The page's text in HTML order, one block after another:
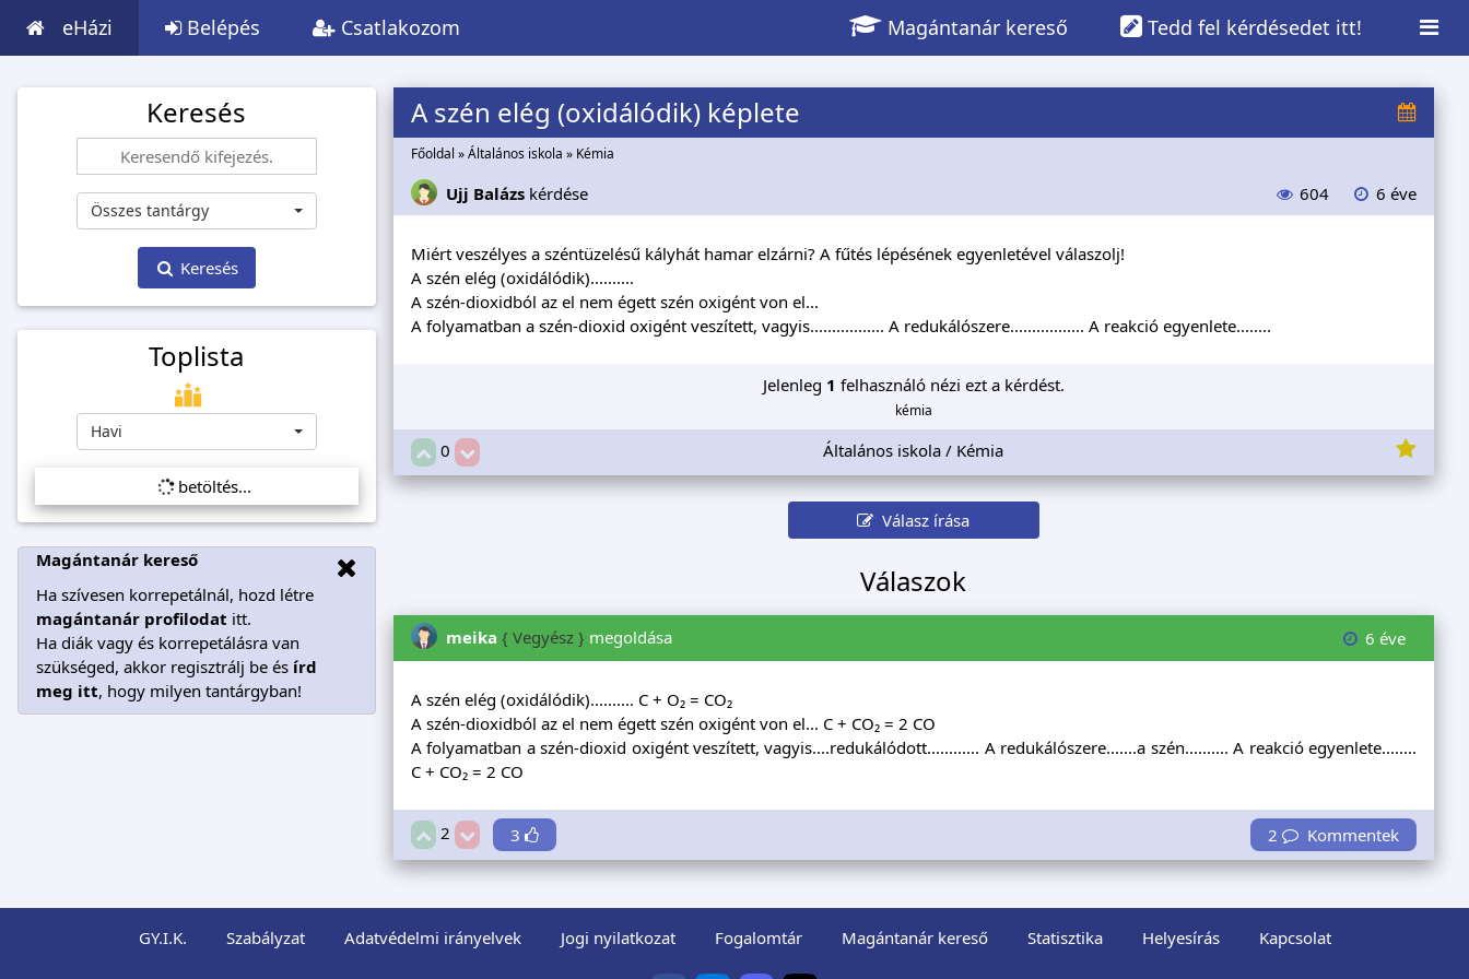
eHázi Belépés Csatlakozom Tedd fel kérdésedet itt!
Magántanár kereső
Keresés
Összes tantárgy
Keresés
Toplista
Havi
betöltés...
Magántanár kereső
Ha szívesen korrepetálnál, hozd létre
magántanár profilodat itt.
Ha diák vagy és korrepetálásra van
szükséged, akkor regisztrálj be és írd
meg itt, hogy milyen tantárgyban!
A szén elég (oxidálódik) képlete
Főoldal »Általános iskola » Kémia
Ujj Balázs kérdése 604 6 éve
Miért veszélyes a széntüzelésű kályhát hamar elzárni? A fűtés lépésének egyenletével válaszolj!
A szén elég (oxidálódik)..........
A szén-dioxidból az el nem égett szén oxigént von el...
A folyamatban a szén-dioxid oxigént veszített, vagyis................. A redukálószere................. A reakció egyenlete........
Jelenleg 1 felhasználó nézi ezt a kérdést.
kémia
0 Általános iskola / Kémia
Válasz írása
Válaszok
meika { Vegyész }megoldása 6 éve
A szén elég (oxidálódik).......... C + O₂ = CO₂
A szén-dioxidból az el nem égett szén oxigént von el... C + CO₂ = 2 CO
A folyamatban a szén-dioxid oxigént veszített, vagyis....redukálódott............ A redukálószere.......a szén.......... A reakció egyenlete........
C + CO₂ = 2 CO
2 3 2 Kommentek
GY.I.K. Szabályzat Adatvédelmi irányelvek Jogi nyilatkozat Fogalomtár Magántanár kereső Statisztika Helyesírás Kapcsolat